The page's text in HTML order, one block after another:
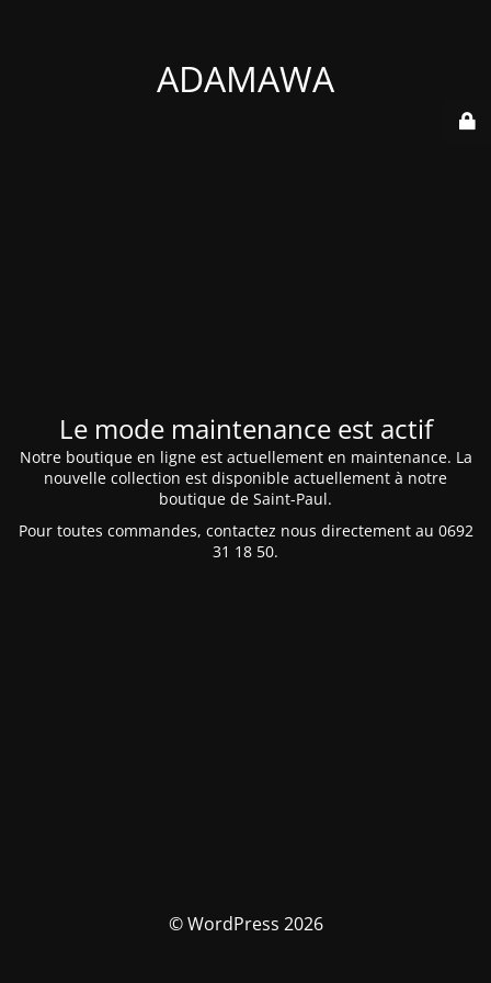
ADAMAWA
Le mode maintenance est actif
Notre boutique en ligne est actuellement en maintenance. La
nouvelle collection est disponible actuellement à notre
boutique de Saint-Paul.
Pour toutes commandes, contactez nous directement au 0692
31 18 50.
© WordPress 2026